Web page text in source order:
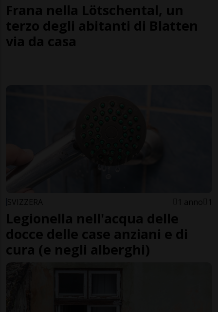
Frana nella Lötschental, un
terzo degli abitanti di Blatten
via da casa
SVIZZERA 1 anno 1
Legionella nell'acqua delle
docce delle case anziani e di
cura (e negli alberghi)